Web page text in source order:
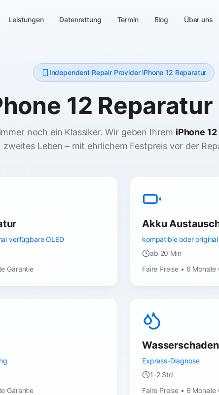
Leistungen Datenrettung Termin Blog Über uns
Independent Repair Provider iPhone 12 Reparatur
12 Reparatur
noch ein Klassiker. Wir geben Ihrem iPhone 12
zweites Leben – mit ehrlichem Festpreis vor der
verfügbare OLED
Garantie
Akku
kompatible oder
ab 20 Min
Faire Preise • 6 Monate
Garantie
Wasserschaden
Express-Diagnose
1-2 Std
Faire Preise • 6 Monate